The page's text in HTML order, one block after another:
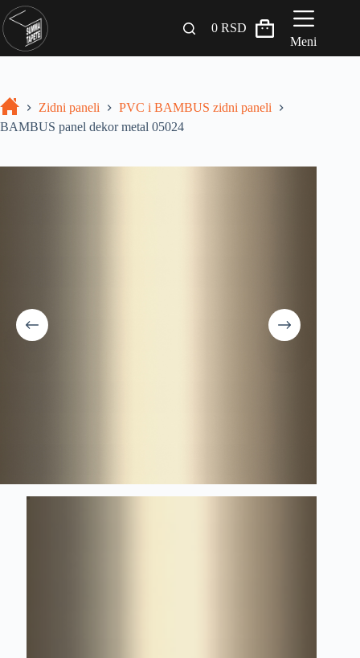
Drveni Pregradni Zidovi i Police
0RSD
Meni
Zidni paneli
PVC i BAMBUS zidni paneli
BAMBUS panel dekor metal 05024